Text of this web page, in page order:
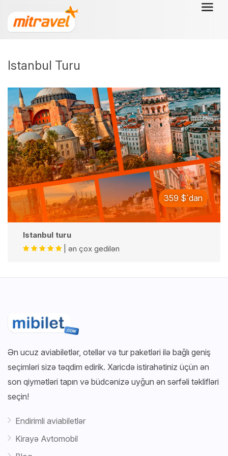
Istanbul Turu
359 $`dan
Istanbul turu
| ən çox gedilən
Ən ucuz aviabiletlər, otellər və tur paketləri ilə bağlı geniş
seçimləri sizə təqdim edirik. Xaricdə istirahətiniz üçün ən
son qiymətləri tapın və büdcənizə uyğun ən sərfəli təklifləri
seçin!
Endirimli aviabiletlər
Kirayə Avtomobil